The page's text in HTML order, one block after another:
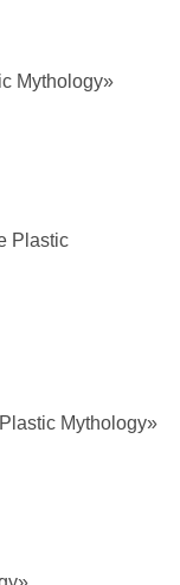
Mythology»
Plastic
Mythology»